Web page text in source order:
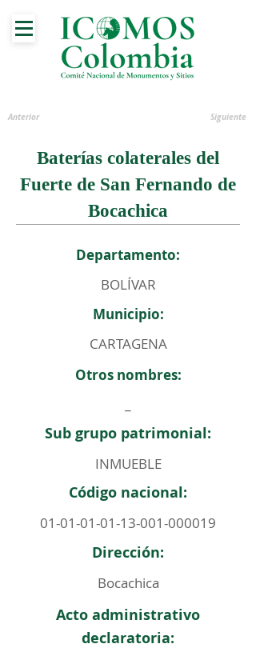
Anterior Siguiente
Baterías colaterales del
Fuerte de San Fernando de
Bocachica
Departamento:
BOLÍVAR
Municipio:
CARTAGENA
Otros nombres:
Sub grupo patrimonial:
INMUEBLE
Código nacional:
01-01-01-01-13-001-000019
Dirección:
Bocachica
Acto administrativo
declaratoria: